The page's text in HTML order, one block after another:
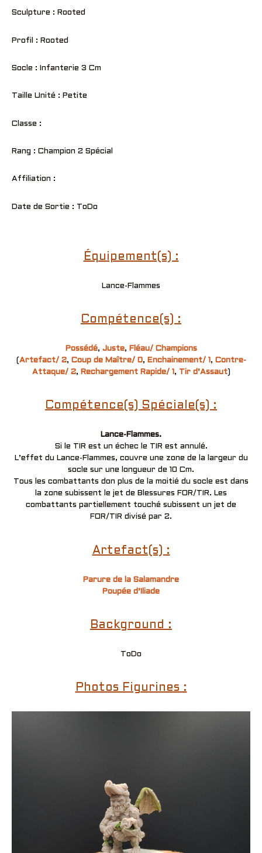
Sculpture : Rooted
Profil : Rooted
Socle : Infanterie 3 Cm
Taille Unité : Petite
Classe :
Rang : Champion 2 Spécial
Affiliation :
Date de Sortie : ToDo
Équipement(s) :
Lance-Flammes
Compétence(s) :
Possédé, Juste, Fléau/ Champions
(Artefact/ 2, Coup de Maître/ 0, Enchainement/ 1 , Contre-
Attaque/ 2, Rechargement Rapide/ 1 , Tir d’Assaut)
Compétence(s) Spéciale(s) :
Lance-Flammes.
Si le TIR est un échec le TIR est annulé.
L’effet du Lance-Flammes, couvre une zone de la largeur du
socle sur une longueur de 10 Cm.
Tous les combattants don plus de la moitié du socle est dans
la zone subissent le jet de Blessures FOR/TIR. Les
combattants partiellement touché subissent un jet de
FOR/TIR divisé par 2.
Artefact(s) :
Parure de la Salamandre
Poupée d’Iliade
Background :
ToDo
Photos Figurines :